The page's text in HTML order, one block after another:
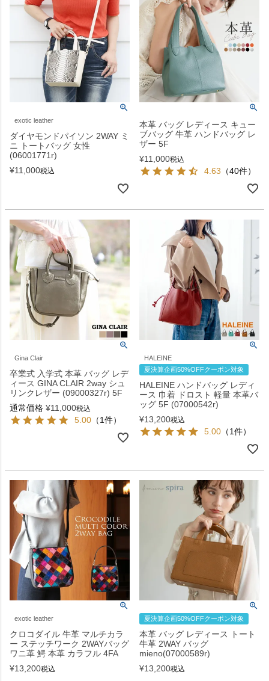
exotic leather
ダイヤモンドパイソン 2WAY ミ
ニ トートバッグ 女性
(06001771r)
¥11,000税込
本革 バッグ レディース キュー
ブバッグ 牛革 ハンドバッグ レ
ザー 5F
¥11,000税込
4.63 （40件）
Gina Clair
卒業式 入学式 本革 バッグ レデ
ィース GINA CLAIR 2way シュ
リンクレザー (09000327r) 5F
通常価格 ¥11,000税込
5.00 （1件）
HALEINE
夏決算企画50%OFFクーポン対象
HALEINE ハンドバッグ レディ
ース 巾着 ドロスト 軽量 本革バ
ッグ 5F (07000542r)
¥13,200税込
5.00 （1件）
exotic leather
クロコダイル 牛革 マルチカラ
ー ステッチワーク 2WAYバッグ
ワニ革 鰐 本革 カラフル 4FA
¥13,200税込
夏決算企画50%OFFクーポン対象
本革 バッグ レディース トート
牛革 2WAY バッグ
mieno(07000589r)
¥13,200税込